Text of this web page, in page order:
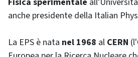
anche presidente della Italian
La EPS è nata nel 1968 al CERN